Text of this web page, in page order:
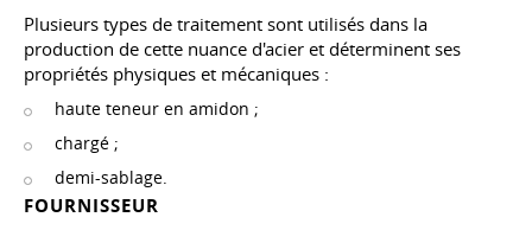
Plusieurs types de traitement sont utilisés dans la
production de cette nuance d'acier et déterminent ses
propriétés physiques et mécaniques :
haute teneur en amidon ;
chargé ;
demi-sablage.
FOURNISSEUR